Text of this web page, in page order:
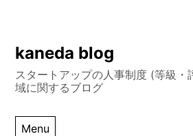
Skip
content
kaneda blog
スタートアップの人事制度 (等級・
域に関するブログ
Menu